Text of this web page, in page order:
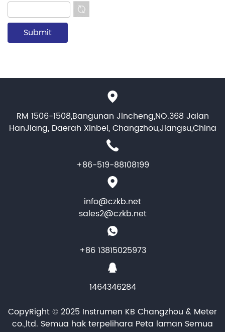
RM 1506-1508,Bangunan Jincheng,NO.368 Jalan
HanJiang, Daerah Xinbei, Changzhou,Jiangsu,China
+86-519-88108199
info@czkb.net
sales2@czkb.net
+86 13815025973
1464346284
CopyRight © 2025 Instrumen KB Changzhou & Meter
co.,ltd. Semua hak terpelihara Peta laman Semua